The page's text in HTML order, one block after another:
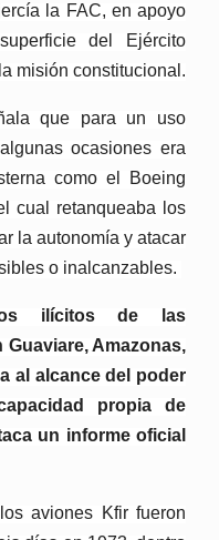
la FAC, en apoyo
del Ejército
misión constitucional.
que para un uso
ocasiones era
como el Boeing
cual retanqueaba los
la autonomía y atacar
o inalcanzables.
ilícitos de las
Amazonas,
al alcance del poder
propia de
un informe oficial
aviones Kfir fueron